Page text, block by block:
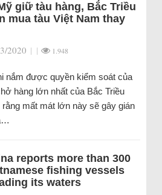
giữ tàu hàng, Bắc Triều
mua tàu Việt Nam thay
2020 | | 1.948
nắm được quyền kiểm soát của
hàng lớn nhất của Bắc Triều
mất mát lớn này sẽ gây gián
reports more than 300
fishing vessels
its waters